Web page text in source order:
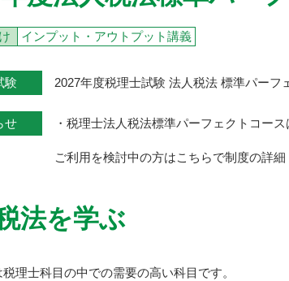
インプット・アウトプット講義
験 2027年度税理士試験 法人税法 標準パーフ
せ ・税理士法人税法標準パーフェクトコー
ご利用を検討中の方はこちらで制度の詳
法を学ぶ
理士科目の中での需要の高い科目です。